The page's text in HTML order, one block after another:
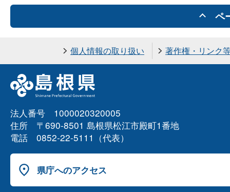
ペ
個人情報の取り扱い 著作権・リンク
法人番号 1000020320005
住所 〒690-8501 島根県松江市殿町1番地
電話 0852-22-5111（代表）
県庁へのアクセス